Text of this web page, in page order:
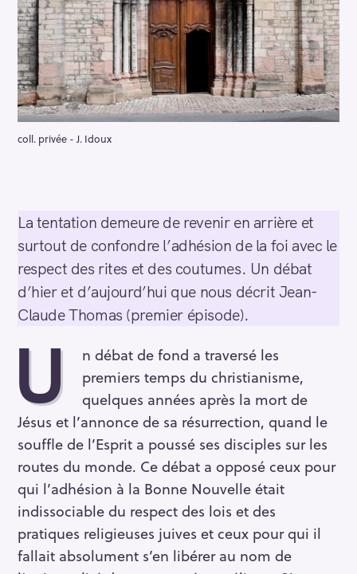
coll. privée - J. Idoux
La tentation demeure de revenir en arrière et
surtout de confondre l’adhésion de la foi avec le
respect des rites et des coutumes. Un débat
d’hier et d’aujourd’hui que nous décrit Jean-
Claude Thomas (premier épisode).
U
n débat de fond a traversé les
premiers temps du christianisme,
quelques années après la mort de
Jésus et l’annonce de sa résurrection, quand le
souffle de l’Esprit a poussé ses disciples sur les
routes du monde. Ce débat a opposé ceux pour
qui l’adhésion à la Bonne Nouvelle était
indissociable du respect des lois et des
pratiques religieuses juives et ceux pour qui il
fallait absolument s’en libérer au nom de